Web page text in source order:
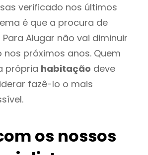
verificado nos últimos
é que a procura de
Alugar não vai diminuir
nos próximos anos. Quem
própria habitação deve
fazê-lo o mais
os nossos